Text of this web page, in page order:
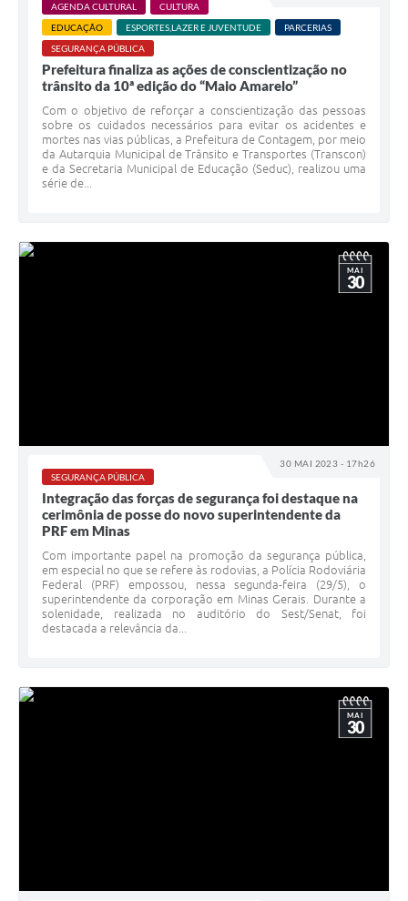
AGENDA CULTURAL
CULTURA
EDUCAÇÃO
ESPORTES,LAZER E JUVENTUDE
PARCERIAS
SEGURANÇA PÚBLICA
Prefeitura finaliza as ações de conscientização no
trânsito da 10ª edição do “Maio Amarelo”
Com o objetivo de reforçar a conscientização das pessoas
sobre os cuidados necessários para evitar os acidentes e
mortes nas vias públicas, a Prefeitura de Contagem, por meio
da Autarquia Municipal de Trânsito e Transportes (Transcon)
e da Secretaria Municipal de Educação (Seduc), realizou uma
série de...
30 MAI 2023 - 17h26
MAI
30
SEGURANÇA PÚBLICA
Integração das forças de segurança foi destaque na
cerimônia de posse do novo superintendente da
PRF em Minas
Com importante papel na promoção da segurança pública,
em especial no que se refere às rodovias, a Polícia Rodoviária
Federal (PRF) empossou, nessa segunda-feira (29/5), o
superintendente da corporação em Minas Gerais. Durante a
solenidade, realizada no auditório do Sest/Senat, foi
destacada a relevância da...
MAI
30